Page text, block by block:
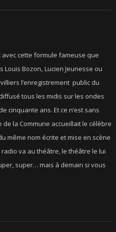
avec cette formule fameuse que
Louis Bozon, Lucien Jeunesse ou
l’enregistrement public du
tous les midis sur les ondes
cinquante ans. Et ce n’est sans
la Commune accueillait le célèbre
même nom écrite et mise en scène
va au théâtre, le théâtre le lui
super… mais à demain si vous